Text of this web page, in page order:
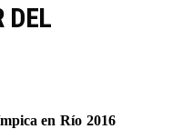
DEL
en Río 2016